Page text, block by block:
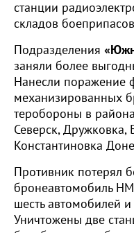
станции
складов
Подразделения
заняли более
Нанесли поражение
механизированных
теробороны в
Северск, Дружковка,
Константиновка
Противник потерял
бронеавтомобиль
шесть автомобилей
Уничтожены две